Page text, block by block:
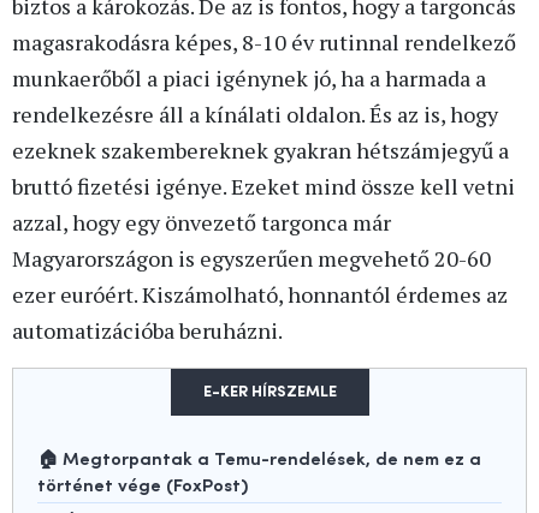
biztos a károkozás. De az is fontos, hogy a targoncás
magasrakodásra képes, 8-10 év rutinnal rendelkező
munkaerőből a piaci igénynek jó, ha a harmada a
rendelkezésre áll a kínálati oldalon. És az is, hogy
ezeknek szakembereknek gyakran hétszámjegyű a
bruttó fizetési igénye. Ezeket mind össze kell vetni
azzal, hogy egy önvezető targonca már
Magyarországon is egyszerűen megvehető 20-60
ezer euróért. Kiszámolható, honnantól érdemes az
automatizációba beruházni.
E-KER HÍRSZEMLE
🏠 Megtorpantak a Temu-rendelések, de nem ez a
történet vége (FoxPost)